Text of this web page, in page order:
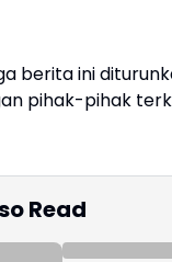
berita ini
pihak-pihak
Read